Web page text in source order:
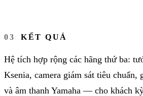
KẾT QUẢ
Hệ tích hợp rộng các hãng thứ ba:
Ksenia, camera giám sát tiêu chuẩn,
và âm thanh Yamaha — cho khách